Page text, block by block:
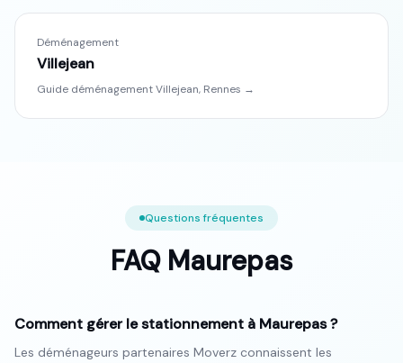
Déménagement
Villejean
Guide déménagementVillejean, Rennes →
Questions fréquentes
FAQ Maurepas
Comment gérer le stationnement à Maurepas ?
Les déménageurs partenaires Moverz connaissent les